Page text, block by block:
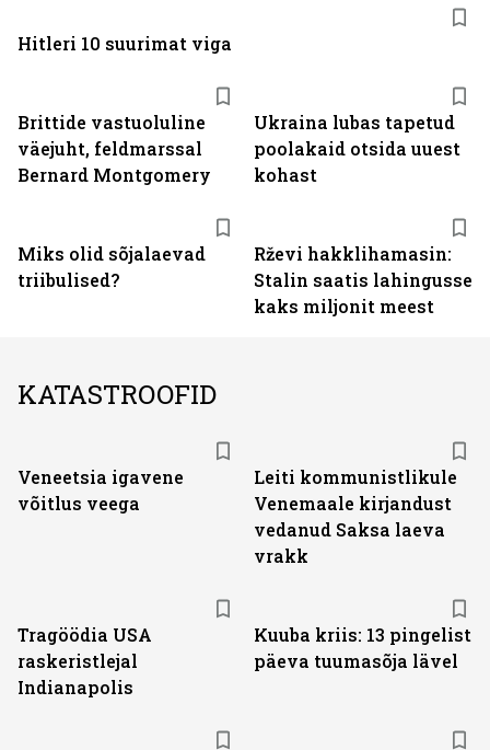
Brittide vastuoluline
väejuht, feldmarssal
Bernard Montgomery
Ukraina lubas tapetud
poolakaid otsida uuest
kohast
Miks olid sõjalaevad
triibulised?
Rževi hakklihamasin:
Stalin saatis lahingusse
kaks miljonit meest
Hitleri 10 suurimat viga
KATASTROOFID
Veneetsia igavene
võitlus veega
Leiti kommunistlikule
Venemaale kirjandust
vedanud Saksa laeva
vrakk
Tragöödia USA
raskeristlejal
Indianapolis
Kuuba kriis: 13 pingelist
päeva tuumasõja lävel